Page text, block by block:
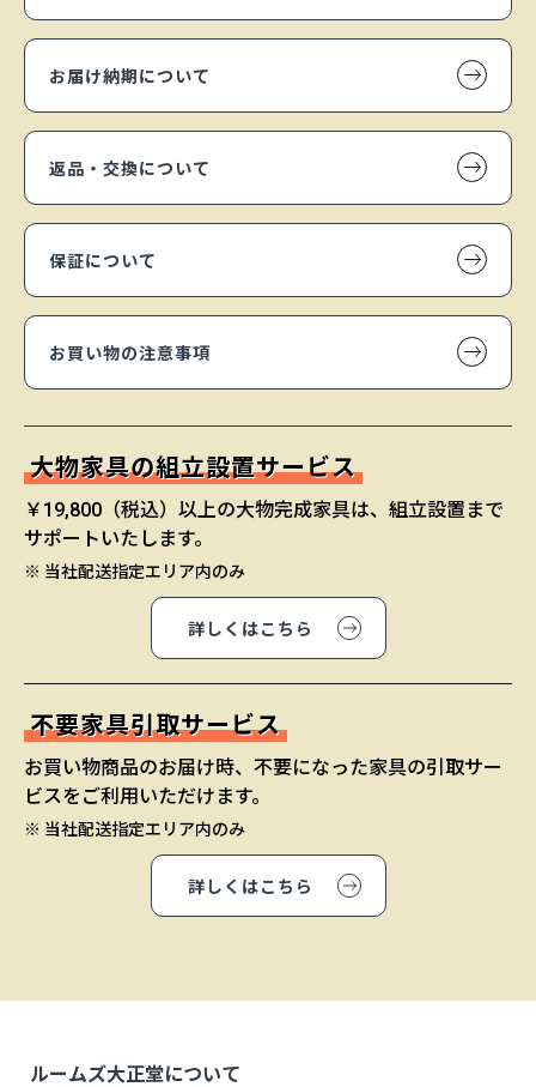
お届け納期について
返品・交換について
保証について
お買い物の注意事項
大物家具の組立設置サービス
￥19,800（税込）以上の大物完成家具は、組立設置まで
サポートいたします。
※ 当社配送指定エリア内のみ
詳しくはこちら
不要家具引取サービス
お買い物商品のお届け時、不要になった家具の引取サー
ビスをご利用いただけます。
※ 当社配送指定エリア内のみ
詳しくはこちら
ルームズ大正堂について